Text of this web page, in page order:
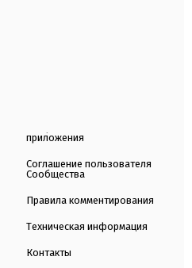
приложения
Соглашение пользователя
Сообщества
Правила комментирования
Техническая информация
Контакты